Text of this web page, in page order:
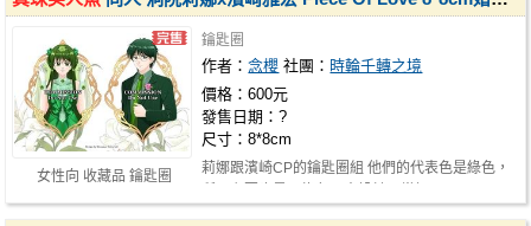
女性向 收藏品 鑰匙圈
鑰匙圈
作者：念櫻 社團： 時輪千轉之境
價格：600元
發售日期：?
尺寸：8*8cm
莉娜跟濱崎CP的鑰匙圈組 他們的代表色是綠色，